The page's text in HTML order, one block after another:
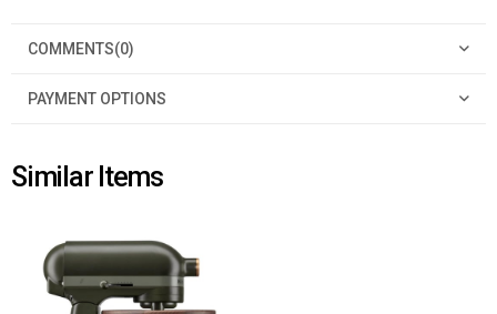
COMMENTS(0)
PAYMENT OPTIONS
Similar Items